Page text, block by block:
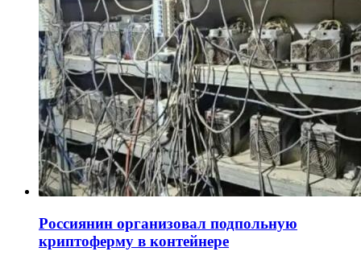
Россиянин организовал подпольную
криптоферму в контейнере